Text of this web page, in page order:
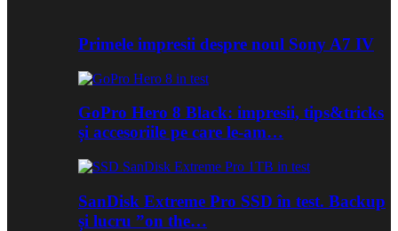
Primele impresii despre noul Sony A7 IV
GoPro Hero 8 Black: impresii, tips&tricks
și accesoriile pe care le-am…
SanDisk Extreme Pro SSD în test. Backup
și lucru ”on the…